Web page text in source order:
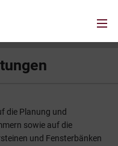
Menü
die Planung und
sowie auf die
und Fensterbänken